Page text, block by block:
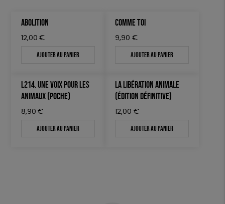
ABOLITION
12,00 €
Ajouter au panier
COMME TOI
9,90 €
Ajouter au panier
L214. UNE VOIX POUR LES
ANIMAUX (POCHE)
8,90 €
Ajouter au panier
LA LIBÉRATION ANIMALE
(ÉDITION DÉFINITIVE)
12,00 €
Ajouter au panier